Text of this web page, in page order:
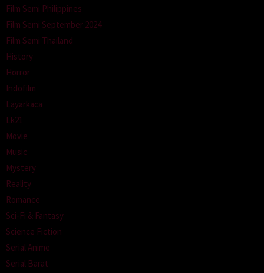
Film Semi Philippines
Film Semi September 2024
Film Semi Thailand
History
Horror
Indofilm
Layarkaca
Lk21
Movie
Music
Mystery
Reality
Romance
Sci-Fi & Fantasy
Science Fiction
Serial Anime
Serial Barat